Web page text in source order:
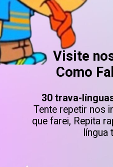
Visite
Como
30 trava-
Tente repetir nos
que farei, Repita
língua